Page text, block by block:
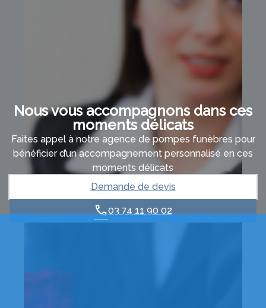
Nous vous accompagnons dans ces
moments délicats
Faites appel à notre agence de pompes funèbres pour
bénéficier d’un accompagnement personnalisé en ces
moments délicats
Demande de devis
03 74 11 90 02